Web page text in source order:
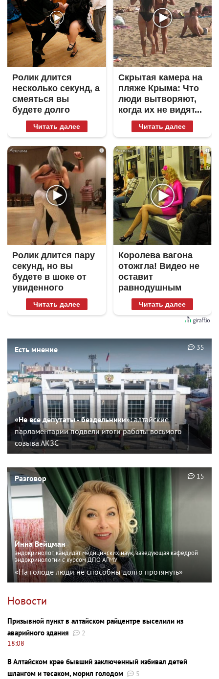
Ролик длится
несколько секунд, а
смеяться вы
будете долго
Читать далее
Скрытая камера на
пляже Крыма: Что
люди вытворяют,
когда их не видят...
Читать далее
i
Ролик длится пару
секунд, но вы
будете в шоке от
увиденного
Читать далее
i
Королева вагона
отожгла! Видео не
оставит
равнодушным
Читать далее
Есть мнение
«Не все депутаты - бездельники»:алтайские
парламентарии подвели итоги работы восьмого
созыва АКЗС
35
Разговор
Инна Вейцман
эндокринолог, кандидат медицинских наук, заведующая кафедрой
эндокринологии с курсом ДПО АГМУ
«На голоде люди не способны долго протянуть»
15
Новости
Призывной пункт в алтайском райцентре выселили из
аварийного здания
2
18:08
В Алтайском крае бывший заключенный избивал детей
шлангом и тесаком, морил голодом
5